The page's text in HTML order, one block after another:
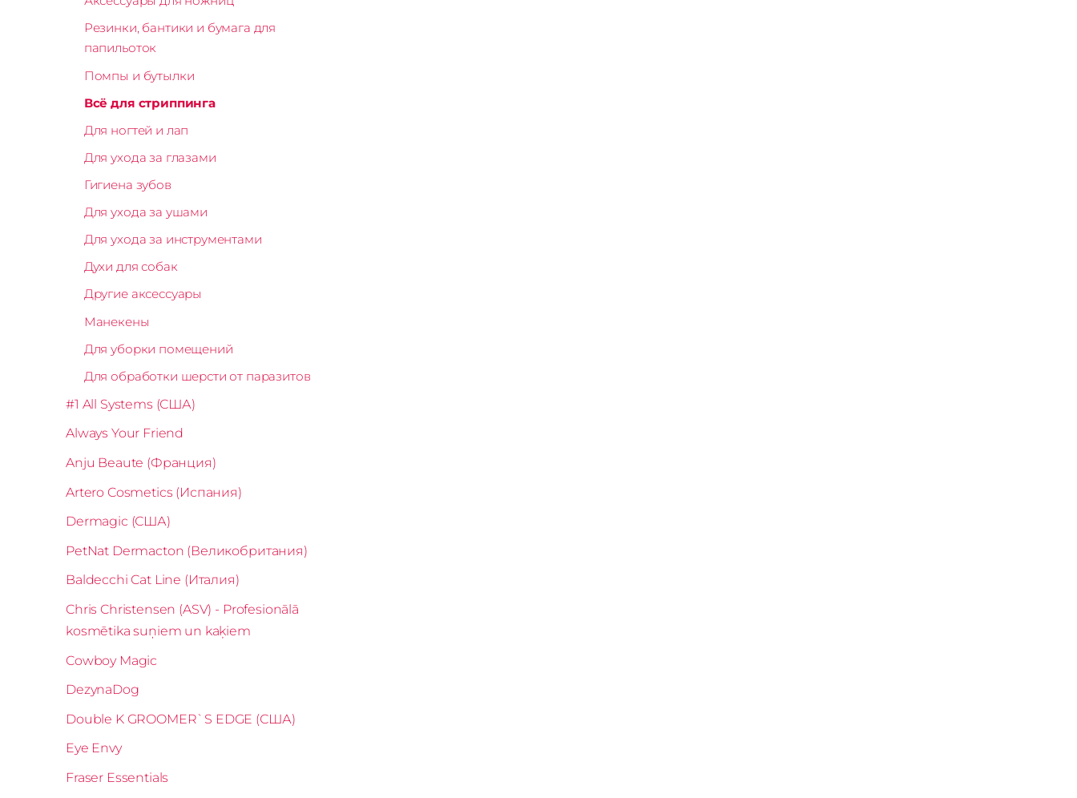
Резинки, бантики и бумага для
папильоток
Помпы и бутылки
Всё для стриппинга
Для ногтей и лап
Для ухода за глазами
Гигиена зубов
Для ухода за ушами
Для ухода за инструментами
Духи для собак
Другие аксессуары
Манекены
Для уборки помещений
Для обработки шерсти от паразитов
#1 All Systems (США)
Always Your Friend
Anju Beaute (Франция)
Artero Cosmetics (Испания)
Dermagic (США)
PetNat Dermacton (Великобритания)
Baldecchi Cat Line (Италия)
Chris Christensen (ASV) - Profesionālā
kosmētika suņiem un kaķiem
Cowboy Magic
DezynaDog
Double K GROOMER`S EDGE (США)
Eye Envy
Fraser Essentials